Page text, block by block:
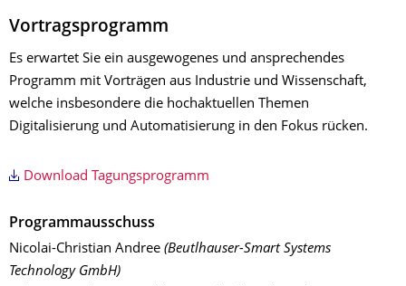
Vortragsprogramm
Es erwartet Sie ein ausgewogenes und ansprechendes
Programm mit Vorträgen aus Industrie und Wissenschaft,
welche insbesondere die hochaktuellen Themen
Digitalisierung und Automatisierung in den Fokus rücken.
Download Tagungsprogramm
Programmausschuss
Nicolai-Christian Andree (Beutlhauser-Smart Systems
Technology GmbH)